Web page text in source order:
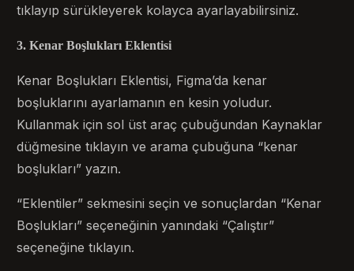
tıklayıp sürükleyerek kolayca ayarlayabilirsiniz.
3. Kenar Boşlukları Eklentisi
Kenar Boşlukları Eklentisi, Figma’da kenar
boşluklarını ayarlamanın en kesin yoludur.
Kullanmak için sol üst araç çubuğundan Kaynaklar
düğmesine tıklayın ve arama çubuğuna “kenar
boşlukları” yazın.
“Eklentiler” sekmesini seçin ve sonuçlardan “Kenar
Boşlukları” seçeneğinin yanındaki “Çalıştır”
seçeneğine tıklayın.